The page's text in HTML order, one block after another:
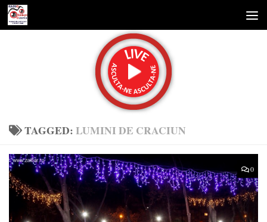
Skip to content
TAGGED:LUMINI DE CRACIUN
0